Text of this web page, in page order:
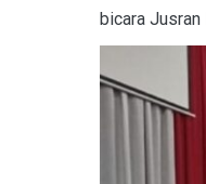
bicara